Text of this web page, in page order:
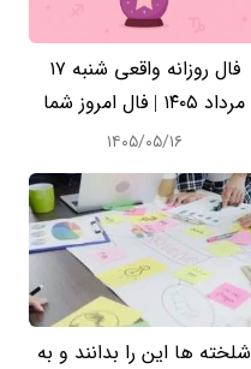
فال روزانه واقعی شنبه ۱۷
مرداد ۱۴۰۵ | فال امروز شما
۱۴۰۵/۰۵/۱۶
شلخته ها این را بدانند و به